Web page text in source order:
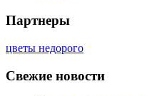
Партнеры
цветы недорого
Свежие новости